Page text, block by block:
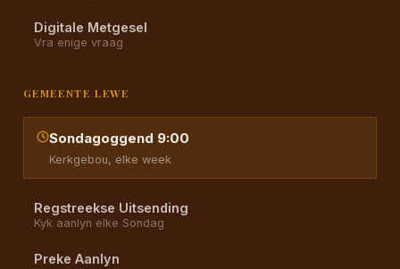
Digitale Metgesel
Vra enige vraag
GEMEENTE LEWE
Sondagoggend 9:00
Kerkgebou, elke week
Regstreekse Uitsending
Kyk aanlyn elke Sondag
Preke Aanlyn